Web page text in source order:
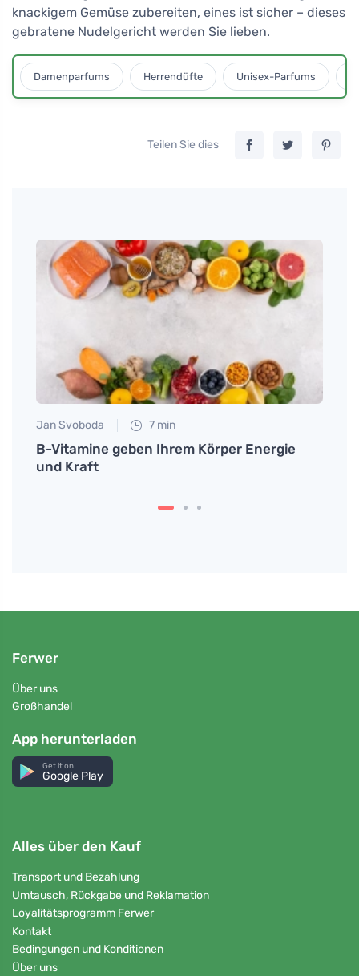
knackigem Gemüse zubereiten, eines ist sicher – dieses
gebratene Nudelgericht werden Sie lieben.
Damenparfums Herrendüfte Unisex-Parfums
Teilen Sie dies
Jan Svoboda 7 min
B-Vitamine geben Ihrem Körper Energie
und Kraft
Ferwer
Über uns
Großhandel
App herunterladen
Get it on
Google Play
Alles über den Kauf
Transport und Bezahlung
Umtausch, Rückgabe und Reklamation
Loyalitätsprogramm Ferwer
Kontakt
Bedingungen und Konditionen
Über uns